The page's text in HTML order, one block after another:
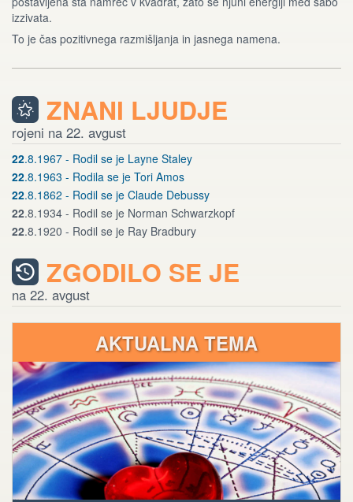
izzivata.
To je čas pozitivnega razmišljanja in jasnega namena.
ZNANI LJUDJE
rojeni na 22. avgust
22.8.1967 - Rodil se je Layne Staley
22.8.1963 - Rodila se je Tori Amos
22.8.1862 - Rodil se je Claude Debussy
22.8.1934 - Rodil se je Norman Schwarzkopf
22.8.1920 - Rodil se je Ray Bradbury
ZGODILO SE JE
na 22. avgust
AKTUALNA TEMA